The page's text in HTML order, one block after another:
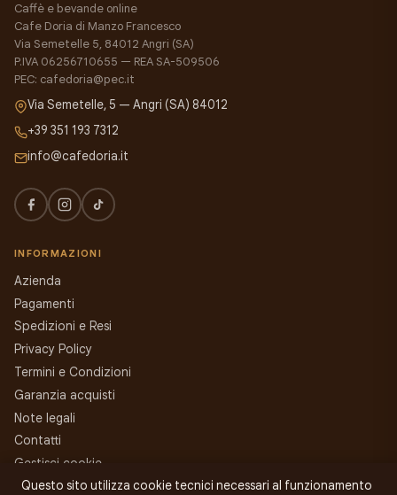
Caffè e bevande online
Cafe Doria di Manzo Francesco
Via Semetelle 5, 84012 Angri (SA)
P.IVA 06256710655 — REA SA-509506
PEC: cafedoria@pec.it
Via Semetelle, 5 — Angri (SA) 84012
+39 351 193 7312
info@cafedoria.it
INFORMAZIONI
Azienda
Pagamenti
Spedizioni e Resi
Privacy Policy
Termini e Condizioni
Garanzia acquisti
Note legali
Contatti
Gestisci cookie
Questo sito utilizza cookie tecnici necessari al funzionamento